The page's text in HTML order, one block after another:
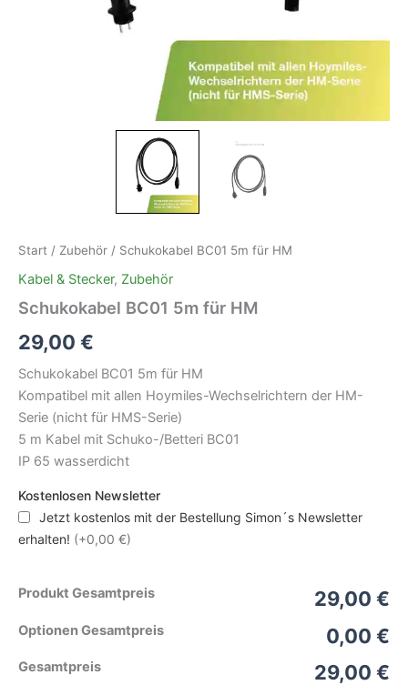
Start / Zubehör / Schukokabel BC01 5m für HM
Kabel & Stecker, Zubehör
Schukokabel BC01 5m für HM
29,00 €
Schukokabel BC01 5m für HM
Kompatibel mit allen Hoymiles-Wechselrichtern der HM-
Serie (nicht für HMS-Serie)
5 m Kabel mit Schuko-/Betteri BC01
IP 65 wasserdicht
Kostenlosen Newsletter
Jetzt kostenlos mit der Bestellung Simon´s Newsletter
erhalten! (+0,00 €)
Produkt Gesamtpreis 29,00 €
Optionen Gesamtpreis 0,00 €
Gesamtpreis 29,00 €